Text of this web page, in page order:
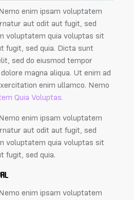
enim ipsam voluptatem
aut odit aut fugit, sed
voluptatem quia voluptas sit
fugit, sed quia. Dicta sunt
sed do eiusmod tempor
magna aliqua. Ut enim ad
enim ullamco. Nemo
Quia Voluptas.
enim ipsam voluptatem
aut odit aut fugit, sed
voluptatem quia voluptas sit
fugit, sed quia.
enim ipsam voluptatem